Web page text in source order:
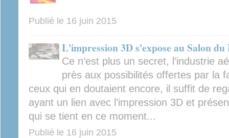
Publié le 16 juin 2015
L'impression 3D s'expose au Salon
Ce n’est plus un secret, l’industrie
près aux possibilités offertes par la
ceux qui en doutaient encore, il suffit de
ayant un lien avec l’impression 3D et
qui se tient en ce moment...
Publié le 16 juin 2015